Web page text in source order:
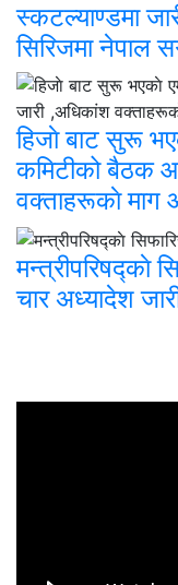
स्कटल्याण्डमा
सिरिजमा नेपाल
हिजाे बाट सुरू
कमिटीको बैठक
वक्ताहरूकाे माग
मन्त्रीपरिषद्काे
चार अध्यादेश